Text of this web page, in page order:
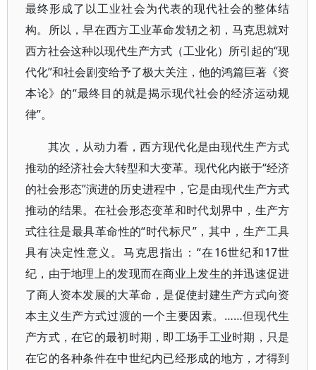
最终形成了以工业社会为代表的现代社会的整体结
构。所以，早在西方工业革命发轫之初，马克思就对
西方社会这种以现代生产方式（工业化）所引起的“现
代化”和社会剧变给予了极大关注，他的鸿篇巨著《资
本论》的“最终目的就是揭示现代社会的经济运动规
律”。
其次，从动力看，西方现代化是由现代生产方式
推动的经济社会大转型和大变革。现代化内嵌于“经济
的社会形态”演进的历史进程中，它是由现代生产方式
推动的结果。在社会形态变革和时代划界中，生产方
式往往是最具革命性的“时代标尺”，其中，生产工具
具有决定性意义。马克思指出：“在16世纪和17世
纪，由于地理上的发现而在商业上发生的并迅速促进
了商人资本发展的大革命，是促使封建生产方式向资
本主义生产方式过渡的一个主要因素。……但现代生
产方式，在它的最初时期，即工场手工业时期，只是
在它的各种条件在中世纪内已经形成的地方，才得到